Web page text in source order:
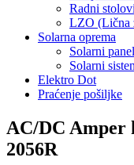
Radni stolovi
LZO (Lična
Solarna oprema
Solarni
Solarni
Elektro Dot
Praćenje pošiljke
AC/DC Amper
2056R